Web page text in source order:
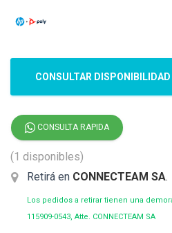
CONSULTAR DISPONIBILIDAD
CONSULTA RAPIDA
(1 disponibles)
Retirá en CONNECTEAM SA.
Los pedidos a retirar tienen una
115909-0543, Atte. CONNECTEAM SA